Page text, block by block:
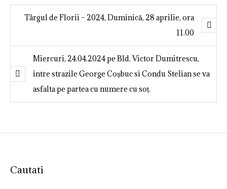
Târgul de Florii – 2024, Duminică, 28 aprilie, ora
11.00
Miercuri, 24.04.2024 pe Bld. Victor Dumitrescu,
intre strazile George Coșbuc si Condu Stelian se va
asfalta pe partea cu numere cu soț.
Cautati